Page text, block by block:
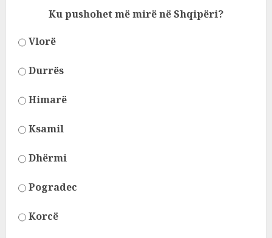
Ku pushohet më mirë në Shqipëri?
Vlorë
Durrës
Himarë
Ksamil
Dhërmi
Pogradec
Korcë